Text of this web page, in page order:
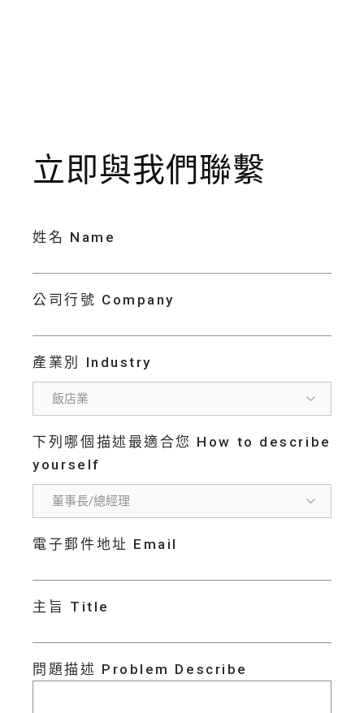
立即與我們聯繫
姓名 Name
公司行號 Company
產業別 Industry
下列哪個描述最適合您 How to describe
yourself
電子郵件地址 Email
主旨 Title
問題描述 Problem Describe